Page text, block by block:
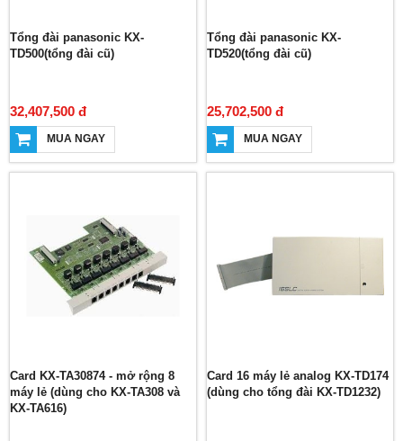
Tổng đài panasonic KX-
TD500(tổng đài cũ)
32,407,500 đ
MUA NGAY
Tổng đài panasonic KX-
TD520(tổng đài cũ)
25,702,500 đ
MUA NGAY
Card KX-TA30874 - mở rộng 8
máy lẻ (dùng cho KX-TA308 và
KX-TA616)
Card 16 máy lẻ analog KX-TD174
(dùng cho tổng đài KX-TD1232)